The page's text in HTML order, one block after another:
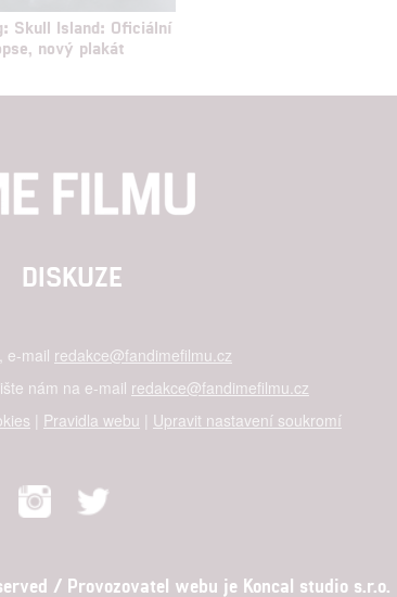
Skull Island: Oficiální
nový plakát
DISKUZE
, e-mail redakce@fandimefilmu.cz
nám na e-mail redakce@fandimefilmu.cz
| Pravidla webu | Upravit nastavení soukromí
/ Provozovatel webu je Koncal studio s.r.o.